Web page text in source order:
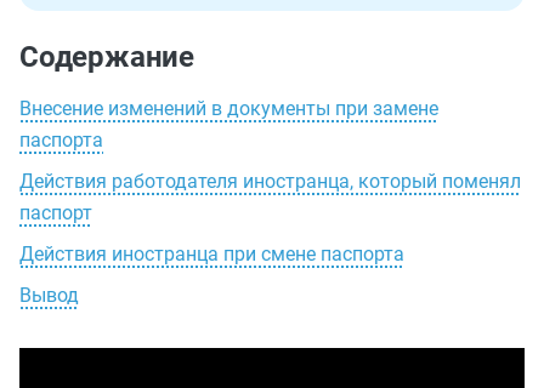
Содержание
Внесение изменений в документы при замене
паспорта
Действия работодателя иностранца, который поменял
паспорт
Действия иностранца при смене паспорта
Вывод